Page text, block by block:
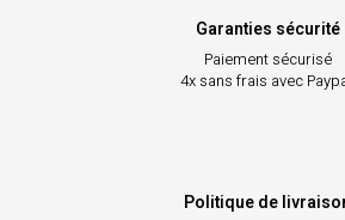
Garanties sécurité
Paiement sécurisé
4x sans frais avec
Politique de